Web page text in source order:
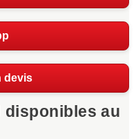
devis
disponibles au